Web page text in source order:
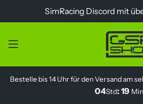
SimRacing Discord mit
Bestelle bis 14 Uhr für den Versand am
04Std:19 Min